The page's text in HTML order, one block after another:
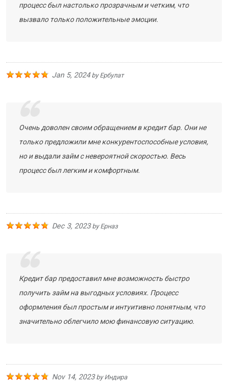
процесс был настолько прозрачным и четким, что
вызвало только положительные эмоции.
Jan 5, 2024byЕрбулат
Очень доволен своим обращением в кредит бар. Они не
только предложили мне конкурентоспособные условия,
но и выдали займ с невероятной скоростью. Весь
процесс был легким и комфортным.
Dec 3, 2023byЕрназ
Кредит бар предоставил мне возможность быстро
получить займ на выгодных условиях. Процесс
оформления был простым и интуитивно понятным, что
значительно облегчило мою финансовую ситуацию.
Nov 14, 2023byИндира